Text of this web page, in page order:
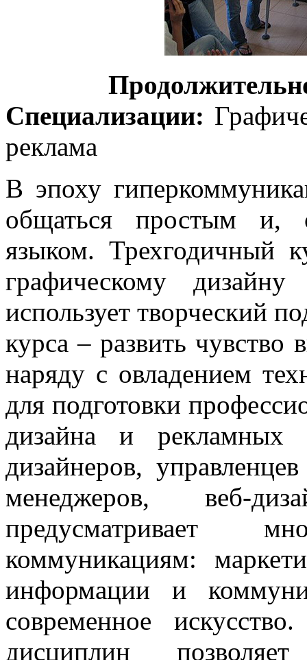
Специализации:
реклама
В эпоху
общаться простым и,
языком. Трехгодичный
графическому
использует творческий
курса – развить
наряду с овладением
для подготовки
дизайна и рекламных
дизайнеров,
менеджеров, веб-
предусматривает
коммуникациям:
информации и
современное
дисциплин